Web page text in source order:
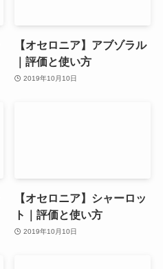
【オセロニア】アブゾラル
｜評価と使い方
2019年10月10日
【オセロニア】シャーロッ
ト｜評価と使い方
2019年10月10日